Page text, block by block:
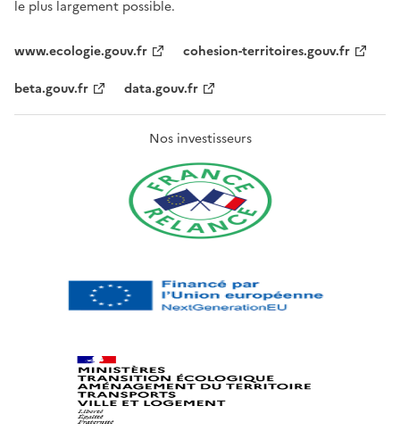
le plus largement possible.
www.ecologie.gouv.fr
cohesion-territoires.gouv.fr
beta.gouv.fr
data.gouv.fr
Nos investisseurs